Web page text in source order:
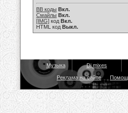
BB коды Вкл.
Смайлы Вкл.
[IMG] код Вкл.
HTML код Выкл.
Музыка Dj mixes
Реклама на сайте